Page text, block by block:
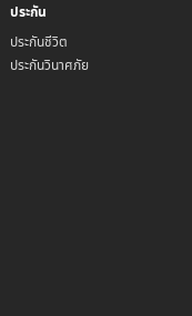
ประกัน
ประกันชีวิต
ประกันวินาศภัย